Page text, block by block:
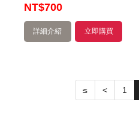
NT$700
立即購買
詳細介紹
≤ < 1